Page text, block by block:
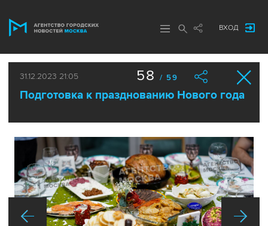
ВХОД
31.12.2023 21:05
Подготовка к празднованию Нового года
58 / 59